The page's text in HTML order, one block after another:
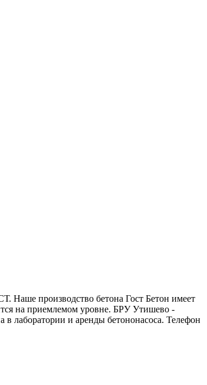
Наше производство бетона Гост Бетон имеет
на приемлемом уровне. БРУ Утишево -
лаборатории и аренды бетононасоса. Телефон